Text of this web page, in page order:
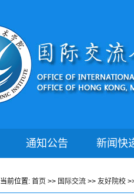
通知公告 新闻快
当前位置: 首页 >> 国际交流 >> 友好院校